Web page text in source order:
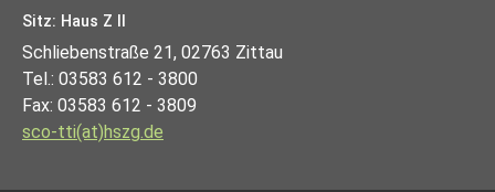
Sitz: Haus Z II
Schliebenstraße 21, 02763 Zittau
Tel.: 03583 612 - 3800
Fax: 03583 612 - 3809
sco-tti(at)hszg.de